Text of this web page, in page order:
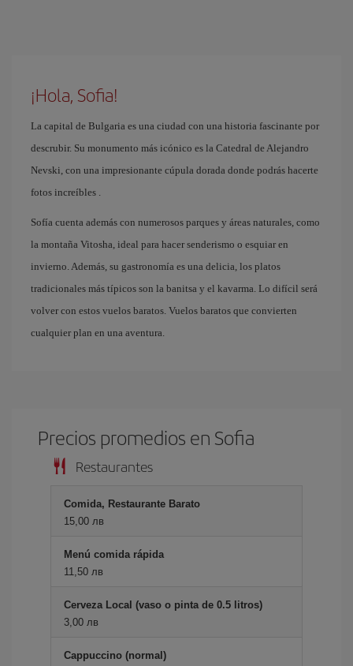
¡Hola, Sofia!
La capital de Bulgaria es una ciudad con una historia fascinante por
descrubir. Su monumento más icónico es la Catedral de Alejandro
Nevski, con una impresionante cúpula dorada donde podrás hacerte
fotos increíbles .
Sofía cuenta además con numerosos parques y áreas naturales, como
la montaña Vitosha, ideal para hacer senderismo o esquiar en
invierno. Además, su gastronomía es una delicia, los platos
tradicionales más típicos son la banitsa y el kavarma. Lo difícil será
volver con estos vuelos baratos. Vuelos baratos que convierten
cualquier plan en una aventura.
Precios promedios en Sofia
Restaurantes
Comida, Restaurante Barato
15,00 лв
Menú comida rápida
11,50 лв
Cerveza Local (vaso o pinta de 0.5 litros)
3,00 лв
Cappuccino (normal)